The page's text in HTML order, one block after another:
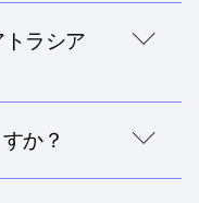
ラシア
か？